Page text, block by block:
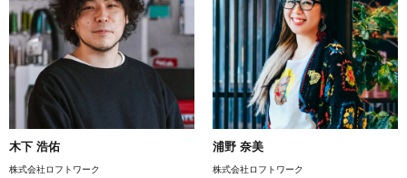
木下 浩佑
株式会社ロフトワーク
浦野 奈美
株式会社ロフトワーク